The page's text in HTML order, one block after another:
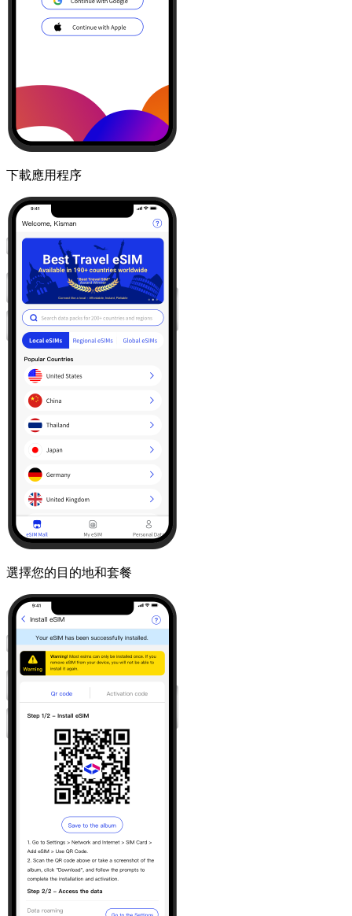
下載應用程序
選擇您的目的地和套餐